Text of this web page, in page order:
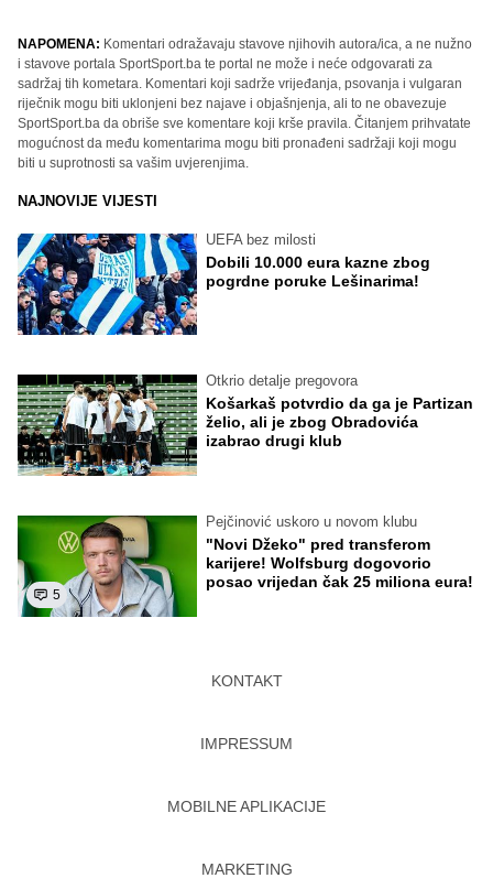
NAPOMENA: Komentari odražavaju stavove njihovih autora/ica, a ne nužno
i stavove portala SportSport.ba te portal ne može i neće odgovarati za
sadržaj tih kometara. Komentari koji sadrže vrijeđanja, psovanja i vulgaran
riječnik mogu biti uklonjeni bez najave i objašnjenja, ali to ne obavezuje
SportSport.ba da obriše sve komentare koji krše pravila. Čitanjem prihvatate
mogućnost da među komentarima mogu biti pronađeni sadržaji koji mogu
biti u suprotnosti sa vašim uvjerenjima.
NAJNOVIJE VIJESTI
UEFA bez milosti
Dobili 10.000 eura kazne zbog
pogrdne poruke Lešinarima!
Otkrio detalje pregovora
Košarkaš potvrdio da ga je Partizan
želio, ali je zbog Obradovića
izabrao drugi klub
5
Pejčinović uskoro u novom klubu
"Novi Džeko" pred transferom
karijere! Wolfsburg dogovorio
posao vrijedan čak 25 miliona eura!
KONTAKT
IMPRESSUM
MOBILNE APLIKACIJE
MARKETING